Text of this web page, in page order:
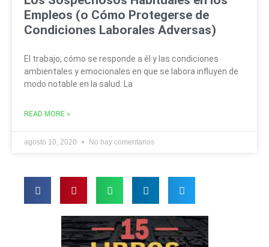
Empleos (o Cómo Protegerse de
Condiciones Laborales Adversas)
El trabajo, cómo se responde a él y las condiciones
ambientales y emocionales en que se labora influyen de
modo notable en la salud. La
READ MORE »
agosto 10, 2020 No hay comentarios